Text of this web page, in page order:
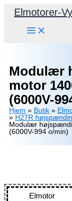
Elmotorer-
Modulær
motor
(6000V-
Hjem » Butik »
» H27R
Modulær
(6000V-994 o/min)
Elmotor